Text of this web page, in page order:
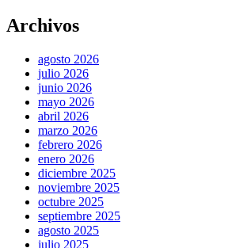
Archivos
agosto 2026
julio 2026
junio 2026
mayo 2026
abril 2026
marzo 2026
febrero 2026
enero 2026
diciembre 2025
noviembre 2025
octubre 2025
septiembre 2025
agosto 2025
julio 2025